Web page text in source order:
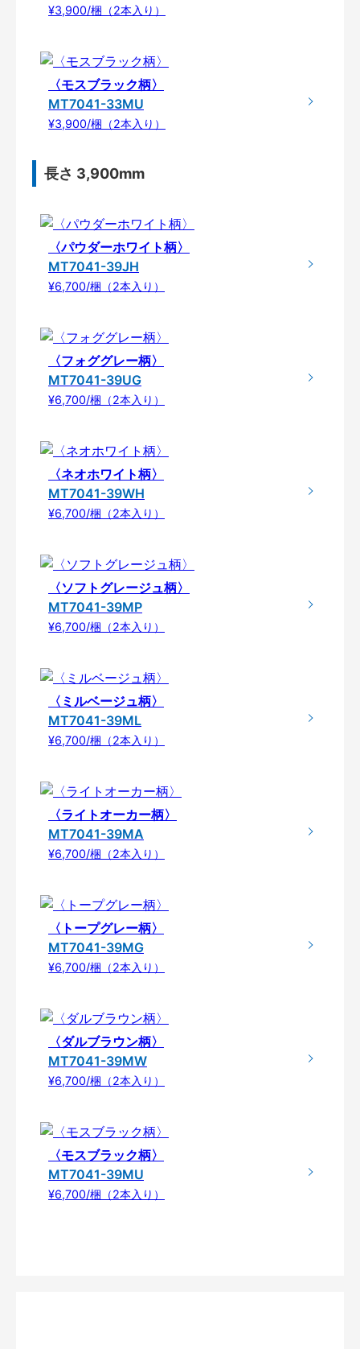
¥3,900/梱（2本入り）
〈モスブラック柄〉
MT7041-33MU
¥3,900/梱（2本入り）
長さ 3,900mm
〈パウダーホワイト柄〉
MT7041-39JH
¥6,700/梱（2本入り）
〈フォググレー柄〉
MT7041-39UG
¥6,700/梱（2本入り）
〈ネオホワイト柄〉
MT7041-39WH
¥6,700/梱（2本入り）
〈ソフトグレージュ柄〉
MT7041-39MP
¥6,700/梱（2本入り）
〈ミルベージュ柄〉
MT7041-39ML
¥6,700/梱（2本入り）
〈ライトオーカー柄〉
MT7041-39MA
¥6,700/梱（2本入り）
〈トープグレー柄〉
MT7041-39MG
¥6,700/梱（2本入り）
〈ダルブラウン柄〉
MT7041-39MW
¥6,700/梱（2本入り）
〈モスブラック柄〉
MT7041-39MU
¥6,700/梱（2本入り）